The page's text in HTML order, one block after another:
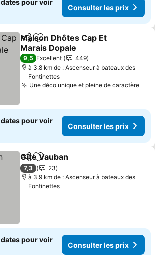
pour voir
Consulter les prix
PartagerAjouter à mes favoris
Maison Dhôtes Cap Et
Marais Dopale
9,5 Excellent
449
à 3.8 km de : Ascenseur à bateaux des
Fontinettes
Une déco unique et pleine de caractère
pour voir
Consulter les prix
PartagerAjouter à mes favoris
Gîte Vauban
7,3
23
à 3.9 km de : Ascenseur à bateaux des
Fontinettes
pour voir
Consulter les prix